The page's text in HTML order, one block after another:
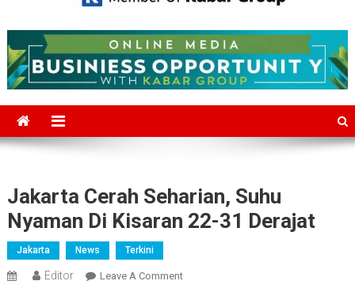
Mediajakarta.com
Jakarta Cerah Seharian, Suhu
Nyaman Di Kisaran 22-31 Derajat
Jakarta News Terkini
Editor Leave A CommentOn